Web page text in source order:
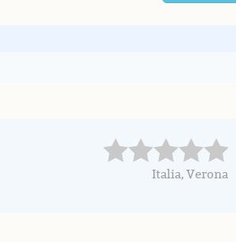
Italia, Verona